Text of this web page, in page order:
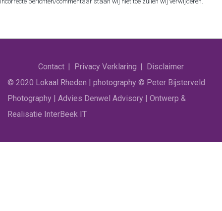
Contact Privacy Verklaring
Disclaimer
© 2020 Lokaal Rheden | photography © Peter Bijsterveld
Photography | Advies Denwel Advisory | Ontwerp &
Realisatie InterBeek IT